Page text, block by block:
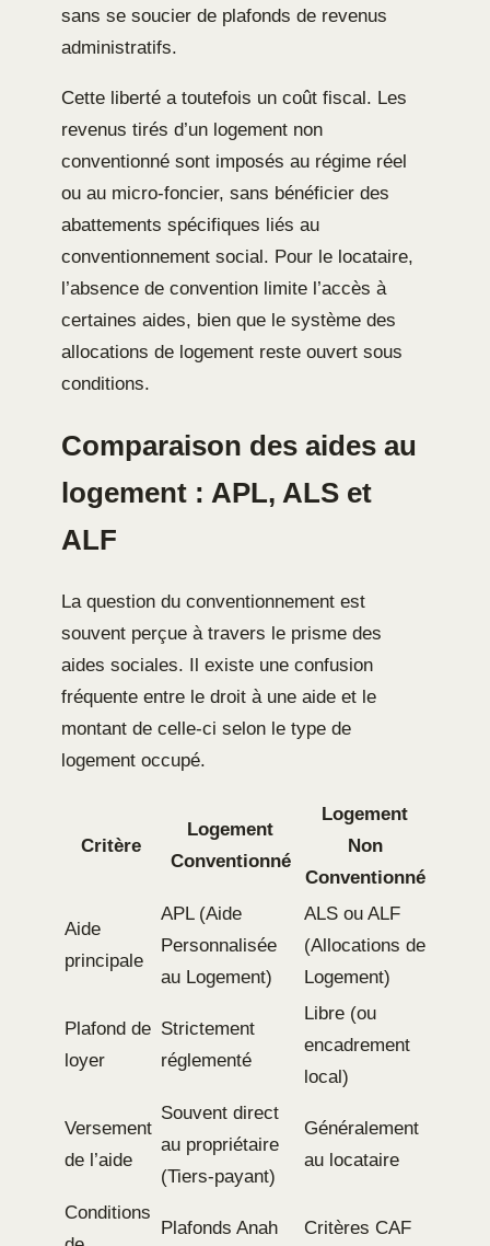
sans se soucier de plafonds de revenus
administratifs.
Cette liberté a toutefois un coût fiscal. Les
revenus tirés d’un logement non
conventionné sont imposés au régime réel
ou au micro-foncier, sans bénéficier des
abattements spécifiques liés au
conventionnement social. Pour le locataire,
l’absence de convention limite l’accès à
certaines aides, bien que le système des
allocations de logement reste ouvert sous
conditions.
Comparaison des aides au
logement : APL, ALS et
ALF
La question du conventionnement est
souvent perçue à travers le prisme des
aides sociales. Il existe une confusion
fréquente entre le droit à une aide et le
montant de celle-ci selon le type de
logement occupé.
Critère
Logement
Conventionné
Logement
Non
Conventionné
Aide
principale
APL (Aide
Personnalisée
au Logement)
ALS ou ALF
(Allocations de
Logement)
Plafond de
loyer
Strictement
réglementé
Libre (ou
encadrement
local)
Versement
de l’aide
Souvent direct
au propriétaire
(Tiers-payant)
Généralement
au locataire
Conditions
Plafonds Anah
Critères CAF